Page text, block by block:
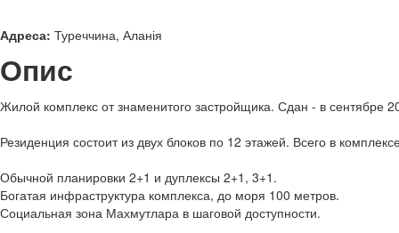
Адреса: Туреччина, Аланія
Опис
Жилой комплекс от знаменитого застройщика. Сдан - в сентябре
Резиденция состоит из двух блоков по 12 этажей. Всего в
Обычной планировки 2+1 и дуплексы 2+1, 3+1.
Богатая инфраструктура комплекса, до моря 100 метров.
Социальная зона Махмутлара в шаговой доступности.